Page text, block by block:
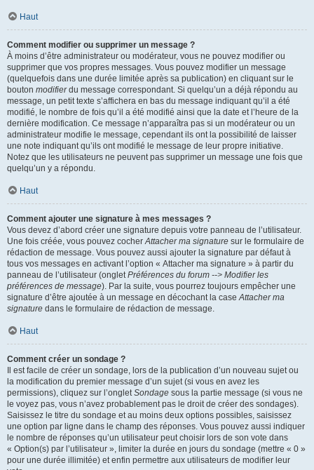
Haut
Comment modifier ou supprimer un message ?
À moins d’être administrateur ou modérateur, vous ne pouvez modifier ou
supprimer que vos propres messages. Vous pouvez modifier un message
(quelquefois dans une durée limitée après sa publication) en cliquant sur le
bouton modifierdu message correspondant. Si quelqu’un a déjà répondu au
message, un petit texte s’affichera en bas du message indiquant qu’il a été
modifié, le nombre de fois qu’il a été modifié ainsi que la date et l’heure de la
dernière modification. Ce message n’apparaîtra pas si un modérateur ou un
administrateur modifie le message, cependant ils ont la possibilité de laisser
une note indiquant qu’ils ont modifié le message de leur propre initiative.
Notez que les utilisateurs ne peuvent pas supprimer un message une fois que
quelqu’un y a répondu.
Haut
Comment ajouter une signature à mes messages ?
Vous devez d’abord créer une signature depuis votre panneau de l’utilisateur.
Une fois créée, vous pouvez cocherAttacher ma signature sur le formulaire de
rédaction de message. Vous pouvez aussi ajouter la signature par défaut à
tous vos messages en activant l’option « Attacher ma signature » à partir du
panneau de l’utilisateur (ongletPréférences du forum --> Modifier les
préférences de message). Par la suite, vous pourrez toujours empêcher une
signature d’être ajoutée à un message en décochant la caseAttacher ma
signature dans le formulaire de rédaction de message.
Haut
Comment créer un sondage ?
Il est facile de créer un sondage, lors de la publication d’un nouveau sujet ou
la modification du premier message d’un sujet (si vous en avez les
permissions), cliquez sur l’ongletSondage sous la partie message (si vous ne
le voyez pas, vous n’avez probablement pas le droit de créer des sondages).
Saisissez le titre du sondage et au moins deux options possibles, saisissez
une option par ligne dans le champ des réponses. Vous pouvez aussi indiquer
le nombre de réponses qu’un utilisateur peut choisir lors de son vote dans
« Option(s) par l’utilisateur », limiter la durée en jours du sondage (mettre « 0 »
pour une durée illimitée) et enfin permettre aux utilisateurs de modifier leur